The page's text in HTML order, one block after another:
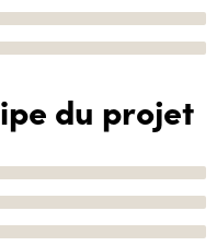
du projet